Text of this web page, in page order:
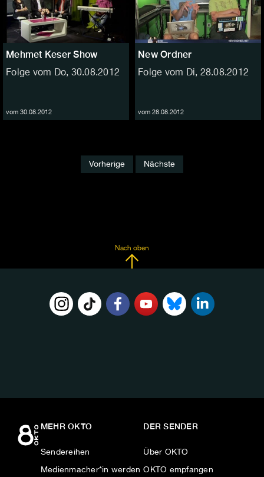
Mehmet Keser Show
Folge vom Do, 30.08.2012
vom 30.08.2012
New Ordner
Folge vom Di, 28.08.2012
vom 28.08.2012
Vorherige Nächste
Nach oben
MEHR OKTO
Sendereihen
Medienmacher*in werden
DER SENDER
Über OKTO
OKTO empfangen